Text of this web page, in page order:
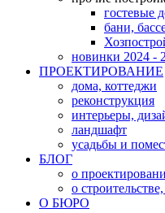
гостевые
бани,
новинки 2024 -
ПРОЕКТИРОВАНИЕ
дома, коттеджи
реконструкция
интерьеры,
ландшафт
усадьбы и
БЛОГ
о
о
О БЮРО